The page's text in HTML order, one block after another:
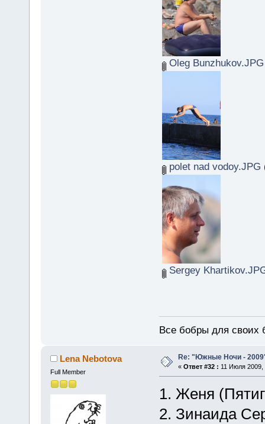
Oleg Bunzhukov.JPG
polet nad vodoy.JPG
Sergey
Все бобры для своих
Lena Nebotova
Full Member
Re: "Южные Ночи -
« Ответ #32 : 11 Июля 2009,
1. Женя
2. Зинаида